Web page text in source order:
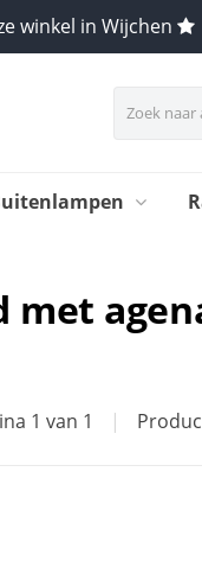
winkel in Wijchen
met
1 van 1 |